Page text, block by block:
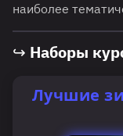
наиболее
↪ Наборы
Лучшие